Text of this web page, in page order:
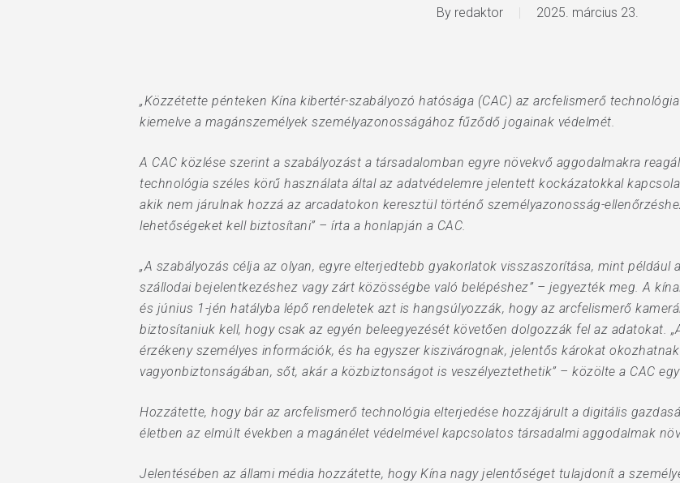
By redaktor 2025. március 23.
„Közzétette pénteken Kína kibertér-szabályozó hatósága (CAC) az arcfelismerő
kiemelve a magánszemélyek személyazonosságához fűződő jogainak védelmét.
A CAC közlése szerint a szabályozást a társadalomban egyre növekvő aggodalmakra
technológia széles körű használata által az adatvédelemre jelentett kockázatokkal
akik nem járulnak hozzá az arcadatokon keresztül történő személyazonosság-
lehetőségeket kell biztosítani” – írta a honlapján a CAC.
„A szabályozás célja az olyan, egyre elterjedtebb gyakorlatok visszaszorítása, mint
szállodai bejelentkezéshez vagy zárt közösségbe való belépéshez” – jegyezték meg. A
és június 1-jén hatályba lépő rendeletek azt is hangsúlyozzák, hogy az arcfelismerő
biztosítaniuk kell, hogy csak az egyén beleegyezését követően dolgozzák fel az adatokat.
érzékeny személyes információk, és ha egyszer kiszivárognak, jelentős károkat
vagyonbiztonságában, sőt, akár a közbiztonságot is veszélyeztethetik” – közölte a CAC
Hozzátette, hogy bár az arcfelismerő technológia elterjedése hozzájárult a digitális
életben az elmúlt években a magánélet védelmével kapcsolatos társadalmi aggodalmak
Jelentésében az állami média hozzátette, hogy Kína nagy jelentőséget tulajdonít a